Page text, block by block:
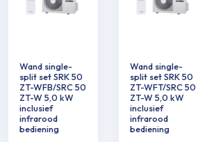
Wand single-
split set SRK 50
ZT-WFB/SRC 50
ZT-W 5,0 kW
inclusief
infrarood
bediening
Wand single-
split set SRK 50
ZT-WFT/SRC 50
ZT-W 5,0 kW
inclusief
infrarood
bediening